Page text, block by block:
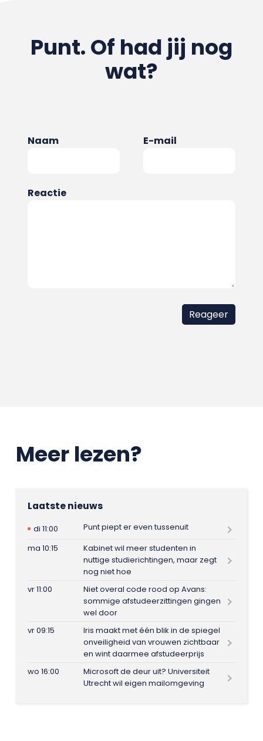
Punt. Of had jij nog
wat?
Naam E-mail
Reactie
Meer lezen?
Laatste nieuws
di 11:00
Punt piept er even tussenuit
ma 10:15
Kabinet wil meer studenten in
nuttige studierichtingen, maar zegt
nog niet hoe
vr 11:00
Niet overal code rood op Avans:
sommige afstudeerzittingen gingen
wel door
vr 09:15
Iris maakt met één blik in de spiegel
onveiligheid van vrouwen zichtbaar
en wint daarmee afstudeerprijs
wo 16:00
Microsoft de deur uit? Universiteit
Utrecht wil eigen mailomgeving